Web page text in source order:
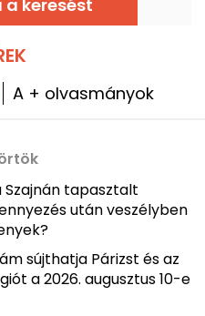
keresést
A + olvasmányok
Szajnán tapasztalt
után veszélyben
sújthatja Párizst és az
a 2026. augusztus 10-e